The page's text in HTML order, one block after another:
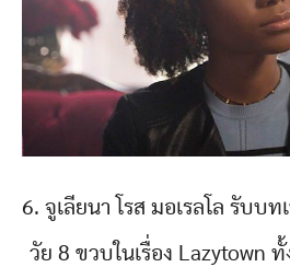
6. จูเลียนา โรส มอเรลโล รับบ
วัย 8 ขวบในเรื่อง Lazytown